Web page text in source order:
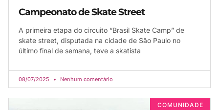
Campeonato de Skate Street
A primeira etapa do circuito “Brasil Skate Camp” de
skate street, disputada na cidade de São Paulo no
último final de semana, teve a skatista
08/07/2025 Nenhum comentário
COMUNIDADE